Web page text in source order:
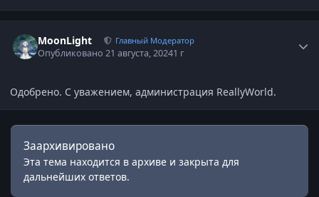
MoonLight Главный Модератор
Опубликовано21 августа, 20241 г
Одобрено. С уважением, администрация ReallyWorld.
Заархивировано
Эта тема находится в архиве и закрыта для
дальнейших ответов.